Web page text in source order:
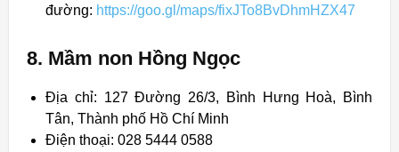
đường: https://goo.gl/maps/fixJTo8BvDhmHZX47
8. Mầm non Hồng Ngọc
Địa chỉ: 127 Đường 26/3, Bình Hưng Hoà, Bình
Tân, Thành phố Hồ Chí Minh
Điện thoại: 028 5444 0588